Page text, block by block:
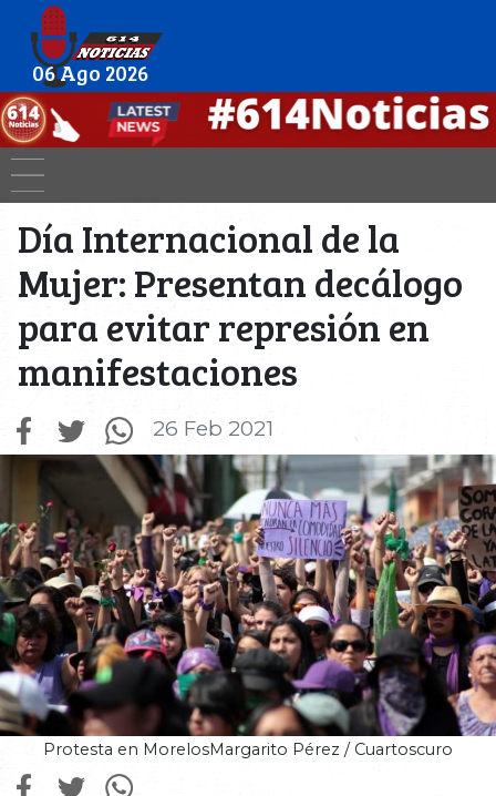
06 Ago 2026
Día Internacional de la
Mujer: Presentan decálogo
para evitar represión en
manifestaciones
26 Feb 2021
Protesta en MorelosMargarito Pérez / Cuartoscuro